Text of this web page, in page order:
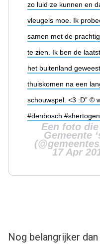
zo luid ze kunnen en
vleugels moe. Ik
samen met de
te zien. Ik ben de
het buitenland
thuiskomen na een
schouwspel. <3 :D” ©
#denbosch
Een foto
Gemeente
17 Apr
Nog belangrijker